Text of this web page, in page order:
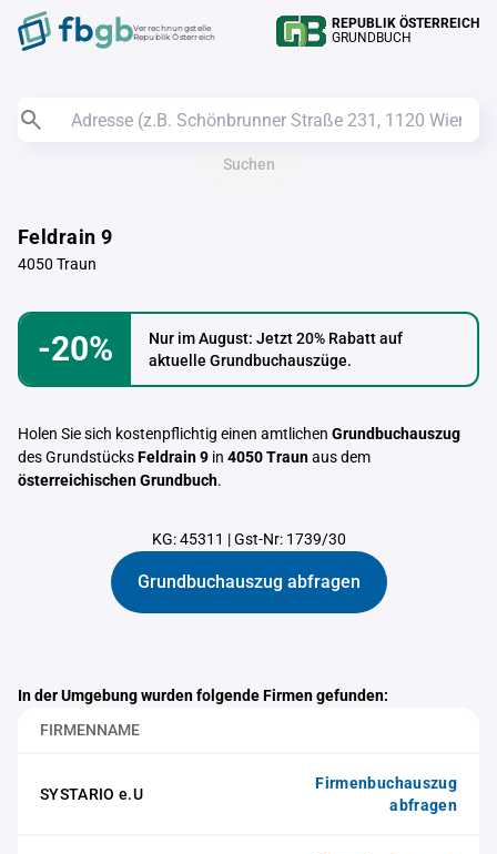
Verrechnungstelle
Republik Österreich
REPUBLIK ÖSTERREICH
GRUNDBUCH
Suchen
Feldrain 9
4050 Traun
-20%
Nur im August: Jetzt 20% Rabatt auf
aktuelle Grundbuchauszüge.
Holen Sie sich kostenpflichtig einen amtlichen Grundbuchauszug
des GrundstücksFeldrain 9 in 4050 Traunaus dem
österreichischen Grundbuch.
KG: 45311 |Gst-Nr: 1739/30
Grundbuchauszug abfragen
In der Umgebung wurden folgende Firmen gefunden:
FIRMENNAME
SYSTARIO e.U
Firmenbuchauszug
abfragen